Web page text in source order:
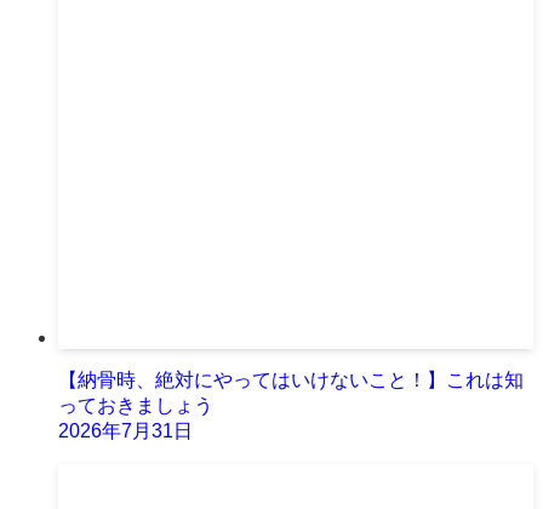
【納骨時、絶対にやってはいけないこと！】これは知
っておきましょう
2026年7月31日